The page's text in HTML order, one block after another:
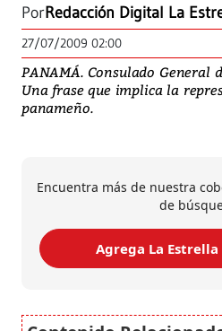
PorRedacción Digital La
27/07/2009 02:00
PANAMÁ. Consulado General
Una frase que implica la
panameño.
Encuentra más de nuestra
de
Agrega La